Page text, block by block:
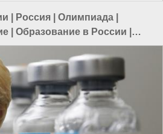
Россия Олимпиада
Образование в России
в России